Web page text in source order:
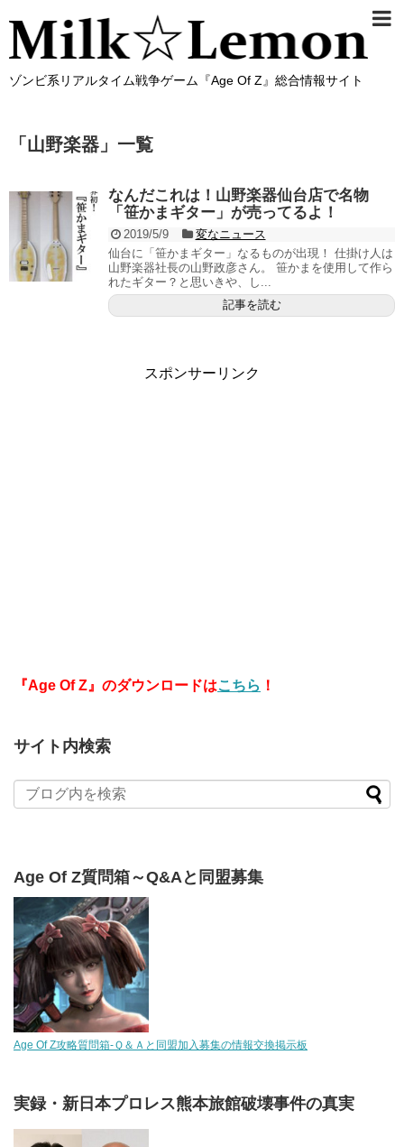
ゾンビ系リアルタイム戦争ゲーム『Age Of Z』総合情報サイト
「 山野楽器 」 一覧
なんだこれは！山野楽器仙台店で名物
「笹かまギター」が売ってるよ！
2019/5/9
変なニュース
仙台に「笹かまギター」なるものが出現！ 仕掛け人は
山野楽器社長の山野政彦さん。 笹かまを使用して作ら
れたギター？と思いきや、し...
記事を読む
スポンサーリンク
『Age Of Z』のダウンロードはこちら ！
サイト内検索
Age Of Z質問箱～Q&Aと同盟募集
Age Of Z攻略質問箱-Ｑ＆Ａと同盟加入募集の情報交換掲示板
実録・新日本プロレス熊本旅館破壊事件の真実